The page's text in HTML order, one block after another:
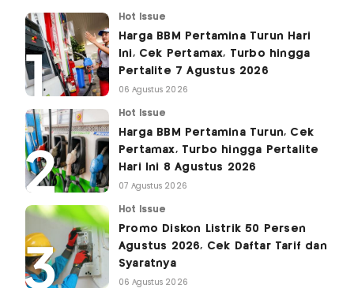
Hot Issue
Harga BBM Pertamina Turun Hari
Ini, Cek Pertamax, Turbo hingga
Pertalite 7 Agustus 2026
06 Agustus 2026
Hot Issue
Harga BBM Pertamina Turun, Cek
Pertamax, Turbo hingga Pertalite
Hari Ini 8 Agustus 2026
07 Agustus 2026
Hot Issue
Promo Diskon Listrik 50 Persen
Agustus 2026, Cek Daftar Tarif dan
Syaratnya
06 Agustus 2026